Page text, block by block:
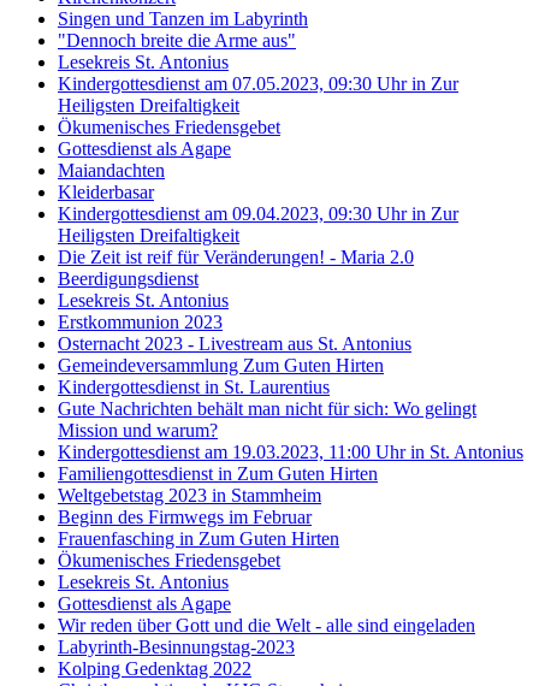
Singen und Tanzen im Labyrinth
"Dennoch breite die Arme aus"
Lesekreis St. Antonius
Kindergottesdienst am 07.05.2023, 09:30 Uhr in Zur
Heiligsten Dreifaltigkeit
Ökumenisches Friedensgebet
Gottesdienst als Agape
Maiandachten
Kleiderbasar
Kindergottesdienst am 09.04.2023, 09:30 Uhr in Zur
Heiligsten Dreifaltigkeit
Die Zeit ist reif für Veränderungen! - Maria 2.0
Beerdigungsdienst
Lesekreis St. Antonius
Erstkommunion 2023
Osternacht 2023 - Livestream aus St. Antonius
Gemeindeversammlung Zum Guten Hirten
Kindergottesdienst in St. Laurentius
Gute Nachrichten behält man nicht für sich: Wo gelingt
Mission und warum?
Kindergottesdienst am 19.03.2023, 11:00 Uhr in St. Antonius
Familiengottesdienst in Zum Guten Hirten
Weltgebetstag 2023 in Stammheim
Beginn des Firmwegs im Februar
Frauenfasching in Zum Guten Hirten
Ökumenisches Friedensgebet
Lesekreis St. Antonius
Gottesdienst als Agape
Wir reden über Gott und die Welt - alle sind eingeladen
Labyrinth-Besinnungstag-2023
Kolping Gedenktag 2022